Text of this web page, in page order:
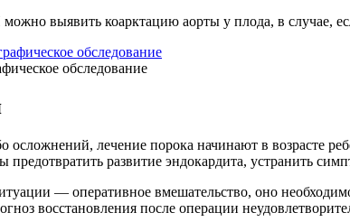
выявить коарктацию аорты у плода, в случае,
обследование
осложнений, лечение порока начинают в возрасте
предотвратить развитие эндокардита, устранить
— оперативное вмешательство, оно
восстановления после операции